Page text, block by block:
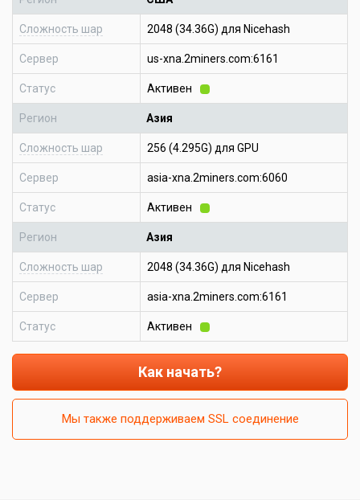
Сложность шар 2048 (34.36G) для Nicehash
Сервер us-xna.2miners.com:6161
Статус Активен
Регион Азия
Сложность шар 256 (4.295G) для GPU
Сервер asia-xna.2miners.com:6060
Статус Активен
Регион Азия
Сложность шар 2048 (34.36G) для Nicehash
Сервер asia-xna.2miners.com:6161
Статус Активен
Как начать?
Мы также поддерживаем SSL соединение